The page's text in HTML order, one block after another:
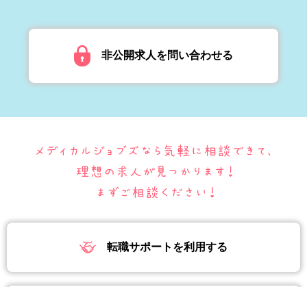
非公開求人を問い合わせる
転職サポートを利用する